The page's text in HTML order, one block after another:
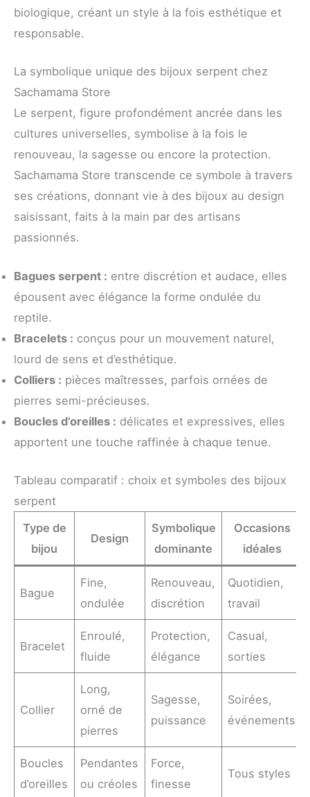
biologique, créant un style à la fois esthétique et
responsable.
La symbolique unique des bijoux serpent chez
Sachamama Store
Le serpent, figure profondément ancrée dans les
cultures universelles, symbolise à la fois le
renouveau, la sagesse ou encore la protection.
Sachamama Store transcende ce symbole à travers
ses créations, donnant vie à des bijoux au design
saisissant, faits à la main par des artisans
passionnés.
Bagues serpent : entre discrétion et audace, elles
épousent avec élégance la forme ondulée du
reptile.
Bracelets : conçus pour un mouvement naturel,
lourd de sens et d’esthétique.
Colliers : pièces maîtresses, parfois ornées de
pierres semi-précieuses.
Boucles d’oreilles : délicates et expressives, elles
apportent une touche raffinée à chaque tenue.
Tableau comparatif : choix et symboles des bijoux
serpent
Type de
bijou
Design
Symbolique
dominante
Occasions
idéales
Bague
Fine,
ondulée
Renouveau,
discrétion
Quotidien,
travail
Bracelet
Enroulé,
fluide
Protection,
élégance
Casual,
sorties
Collier
Long,
orné de
pierres
Sagesse,
puissance
Soirées,
événements
Boucles
d’oreilles
Pendantes
ou créoles
Force,
finesse
Tous styles